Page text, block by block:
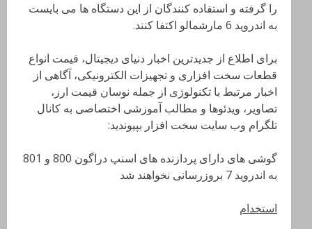
را گرفته و استفاده کنندگان از این دستگاه ها می بایست
به اندروید 6 مارشمالو اکتفا کنند.
برای اطلاع از جدیدترین اخبار دنیای دیجیتال، قیمت انواع
قطعات سخت افزاری و تجهیزات الکترونیکی، آگاهی از
اخبار مرتبط با تکنولوژی از جمله نوسان قیمت ارز،
تصاویر، ویدئوها و مطالب آموزشی اختصاصی به کانال
تلگرام وب سایت سخت افزار بپیوندید:
گوشی های دارای پردازنده های اسنپ دراگون 800 و 801
به اندروید 7 بروزرسانی نخواهند شد
استخدام